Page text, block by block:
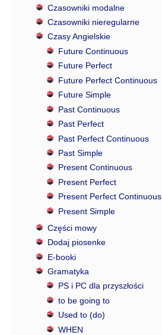
Czasowniki modalne
Czasowniki nieregularne
Czasy Angielskie
Future Continuous
Future Perfect
Future Perfect Continuous
Future Simple
Past Continuous
Past Perfect
Past Perfect Continuous
Past Simple
Present Continuous
Present Perfect
Present Perfect Continuous
Present Simple
Części mowy
Dodaj piosenke
E-booki
Gramatyka
PS i PC dla przyszłości
to be going to
Used to (do)
WHEN